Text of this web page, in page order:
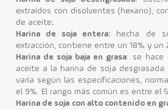
extraídos con disolventes (hexano),
de aceite;
Harina de soja entera: hecha de
extracción, contiene entre un 18% y un
Harina de soja baja en grasa: se hace
aceite a la harina de soja
varía según las especificaciones,
el 9%. El rango más común es entre el
Harina de soja con alto contenido en